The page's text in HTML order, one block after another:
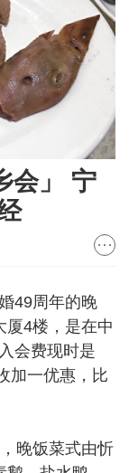
会」 宁
49周年的晚
厦4楼，是在中
会费现时是
加一优惠，比
晚饭菜式由忻